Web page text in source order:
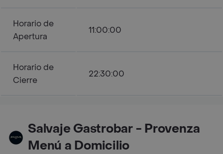
Horario de
Apertura
11:00:00
Horario de
Cierre
22:30:00
Salvaje Gastrobar - Provenza
Menú a Domicilio